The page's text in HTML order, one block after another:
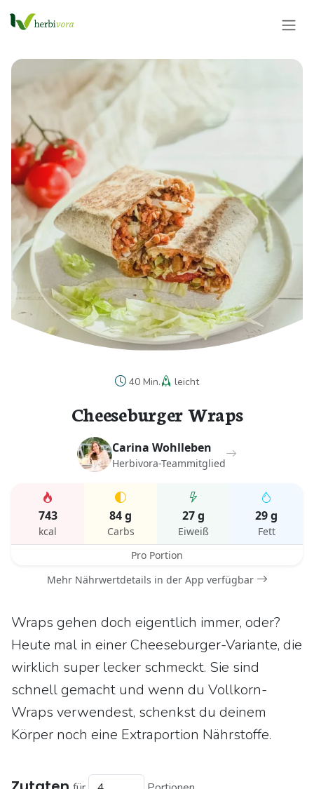
40 Min. leicht
Cheeseburger Wraps
Carina Wohlleben
Herbivora-Teammitglied
743
kcal
84 g
Carbs
27 g
Eiweiß
29 g
Fett
Pro Portion
Mehr Nährwertdetails in der App verfügbar
Wraps gehen doch eigentlich immer, oder?
Heute mal in einer Cheeseburger-Variante, die
wirklich super lecker schmeckt. Sie sind
schnell gemacht und wenn du Vollkorn-
Wraps verwendest, schenkst du deinem
Körper noch eine Extraportion Nährstoffe.